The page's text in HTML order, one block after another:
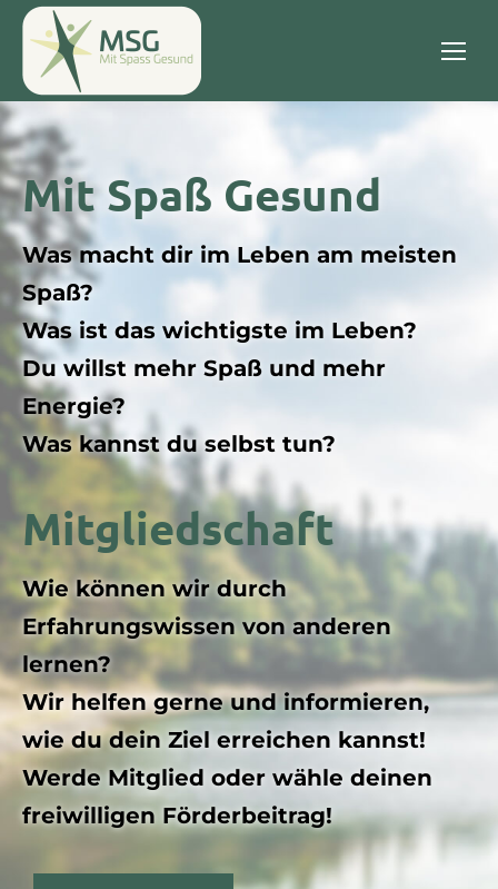
Mit Spaß Gesund
Was macht dir im Leben am meisten
Spaß?
Was ist das wichtigste im Leben?
Du willst mehr Spaß und mehr
Energie?
Was kannst du selbst tun?
Mitgliedschaft
Wie können wir durch
Erfahrungswissen von anderen
lernen?
Wir helfen gerne und informieren,
wie du dein Ziel erreichen kannst!
Werde Mitglied oder wähle deinen
freiwilligen Förderbeitrag!